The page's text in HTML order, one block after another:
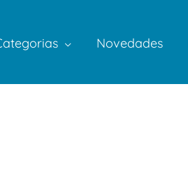
Novedades